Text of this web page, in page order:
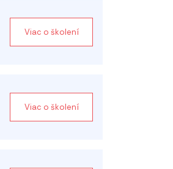
Viac o školení
Viac o školení